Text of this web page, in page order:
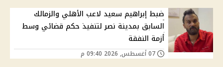
ضبط إبراهيم سعيد لاعب الأهلي والزمالك
السابق بمدينة نصر لتنفيذ حكم قضائي وسط
أزمة النفقة